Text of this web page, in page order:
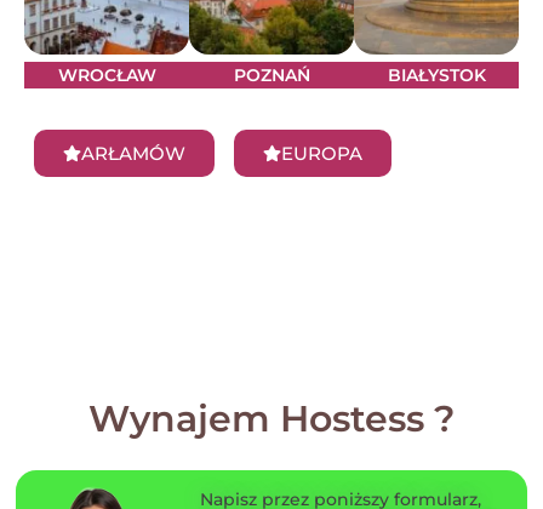
WROCŁAW POZNAŃ BIAŁYSTOK
ARŁAMÓW EUROPA
Wynajem Hostess ?
Napisz przez poniższy formularz,